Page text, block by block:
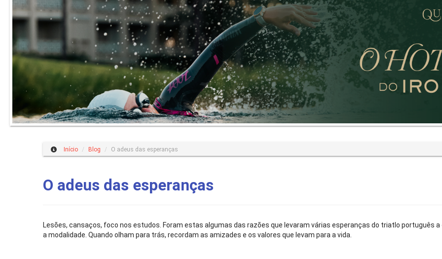
Início / Blog / O adeus das esperanças
O adeus das esperanças
Lesões, cansaços, foco nos estudos. Foram estas algumas das razões que levaram várias esperanças do triatlo português a
a modalidade. Quando olham para trás, recordam as amizades e os valores que levam para a vida.